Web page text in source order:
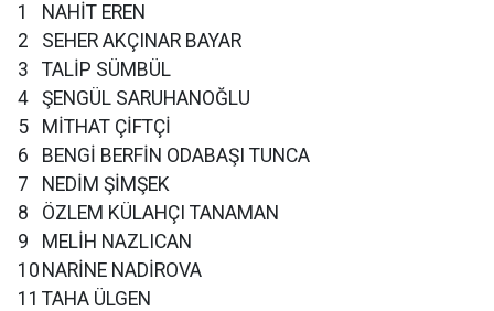
1
NAHİT EREN
2
SEHER AKÇINAR BAYAR
3
TALİP SÜMBÜL
4 ŞENGÜL SARUHANOĞLU
5
MİTHAT ÇİFTÇİ
6
BENGİ BERFİN ODABAŞI TUNCA
7
NEDİM ŞİMŞEK
8
ÖZLEM KÜLAHÇI TANAMAN
9
MELİH NAZLICAN
10 NARİNE NADİROVA
11 TAHA ÜLGEN